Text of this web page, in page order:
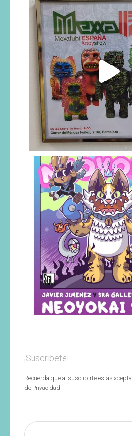
¡Suscríbete!
Recuerda que al suscribirte estás
de Privacidad